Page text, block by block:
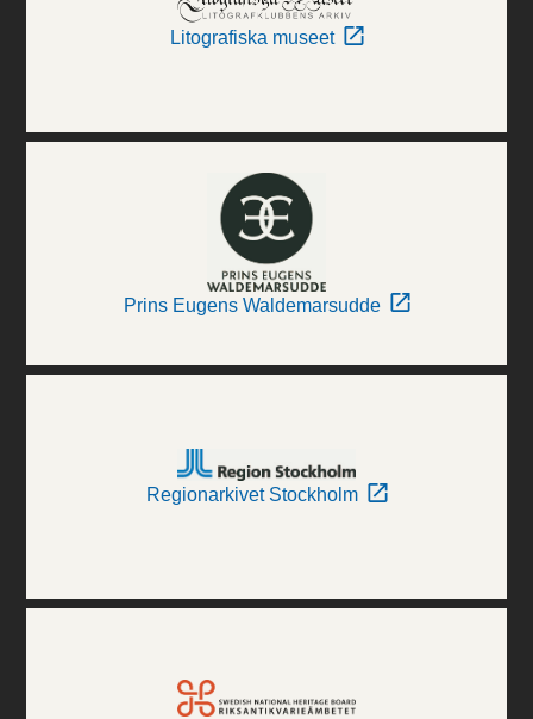
Litografiska museet
Prins Eugens Waldemarsudde
Regionarkivet Stockholm